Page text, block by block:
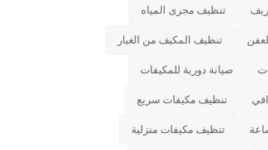
تنظيف مجرى المياه
تنظيف المكيف من الغبار
صيانة دورية للمكيفات
تنظيف مكيفات سريع
تنظيف مكيفات منزلية